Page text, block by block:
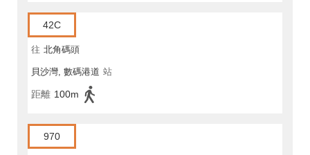
42C
往 北角碼頭
貝沙灣, 數碼港道 站
距離 100m
970